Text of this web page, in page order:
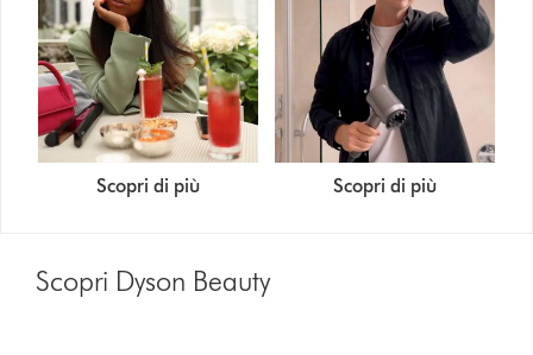
Scopri di più Scopri di più
Scopri Dyson Beauty